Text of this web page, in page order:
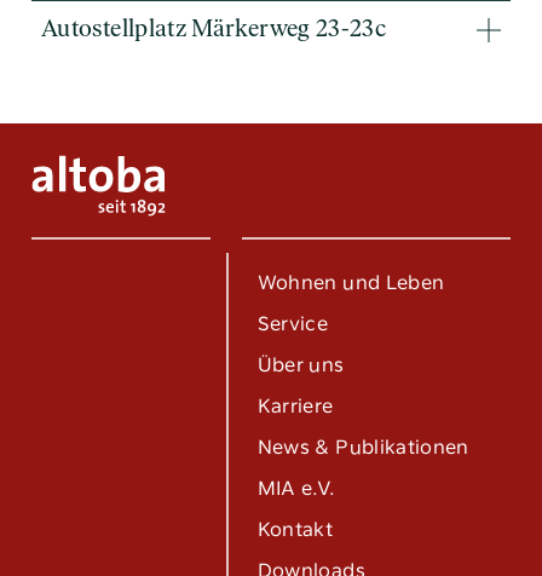
Wunschtermin vereinbaren
Autostellplatz Märkerweg 23-23c
Wohnen und Leben
Service
Über uns
Karriere
News & Publikationen
MIA e.V.
Kontakt
Downloads